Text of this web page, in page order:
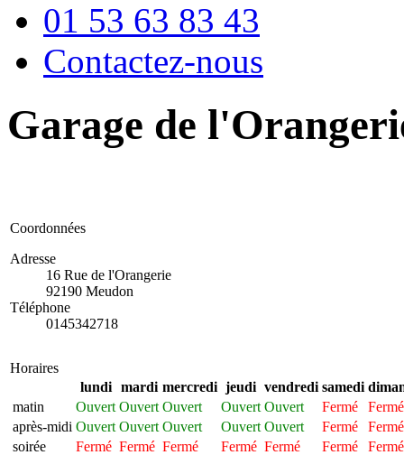
01 53 63 83 43
Contactez-nous
Garage de
Coordonnées
Adresse
16 Rue de l'Orangerie
92190 Meudon
Téléphone
0145342718
Horaires
lundi
mardi mercredi jeudi vendredi samedi
matin
Ouvert Ouvert Ouvert Ouvert Ouvert Fermé
Fermé
après-midi Ouvert Ouvert Ouvert Ouvert Ouvert Fermé
Fermé
soirée
Fermé Fermé Fermé Fermé Fermé Fermé Fermé